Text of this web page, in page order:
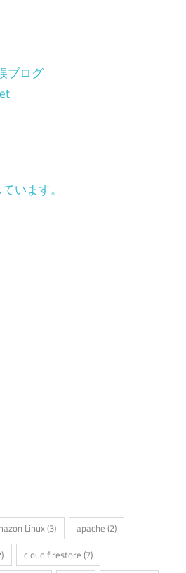
ブログ
います。
Linux(3) apache (2)
cloud firestore (7)